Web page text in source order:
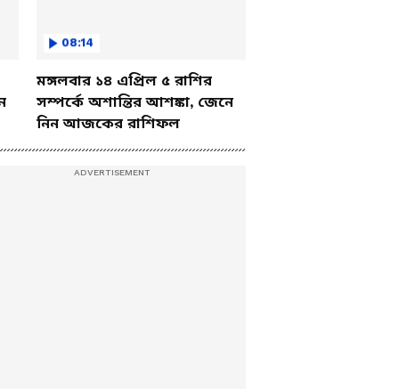
08:14
মঙ্গলবার ১৪ এপ্রিল ৫ রাশির
সম্পর্কে অশান্তির আশঙ্কা, জেনে
নিন আজকের রাশিফল